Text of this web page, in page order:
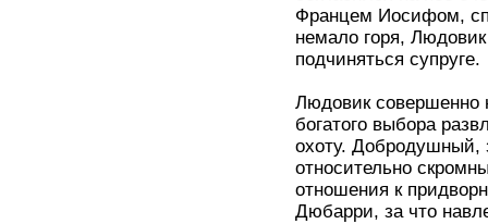
Францем Иосифом,
немало горя,
подчиняться супруге.
Людовик совершенно
богатого выбора
охоту. Добродушный,
относительно
отношения к
Дюбарри, за что